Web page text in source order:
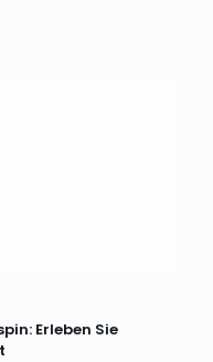
Erleben Sie